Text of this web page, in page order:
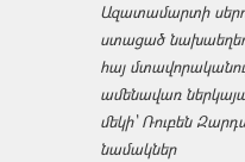
Ազատամարտի
ստացած
հայ
ամենավառ
մեկի՝ Ռուբեն
նամակներ